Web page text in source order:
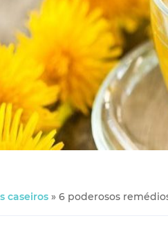
caseiros » 6 poderosos